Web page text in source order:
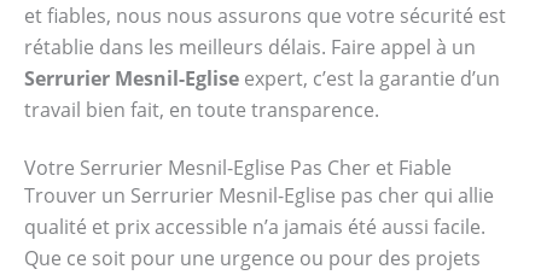
et fiables, nous nous assurons que votre sécurité est
rétablie dans les meilleurs délais. Faire appel à un
Serrurier Mesnil-Eglise expert, c’est la garantie d’un
travail bien fait, en toute transparence.
Votre Serrurier Mesnil-Eglise Pas Cher et Fiable
Trouver un Serrurier Mesnil-Eglise pas cher qui allie
qualité et prix accessible n’a jamais été aussi facile.
Que ce soit pour une urgence ou pour des projets